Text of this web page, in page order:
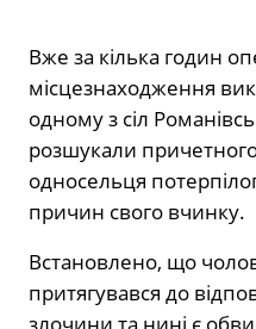
Вже за кілька годин
місцезнаходження
одному з сіл
розшукали
односельця
причин свого вчинку.
Встановлено, що
притягувався до
злочини та нині є